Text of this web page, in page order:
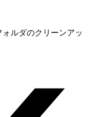
ルダのクリーンアッ